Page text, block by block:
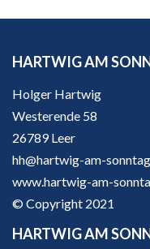
HARTWIG AM
Holger Hartwig
Westerende 58
26789 Leer
hh@hartwig-am-
www.hartwig-am-
© Copyright 2021
HARTWIG AM